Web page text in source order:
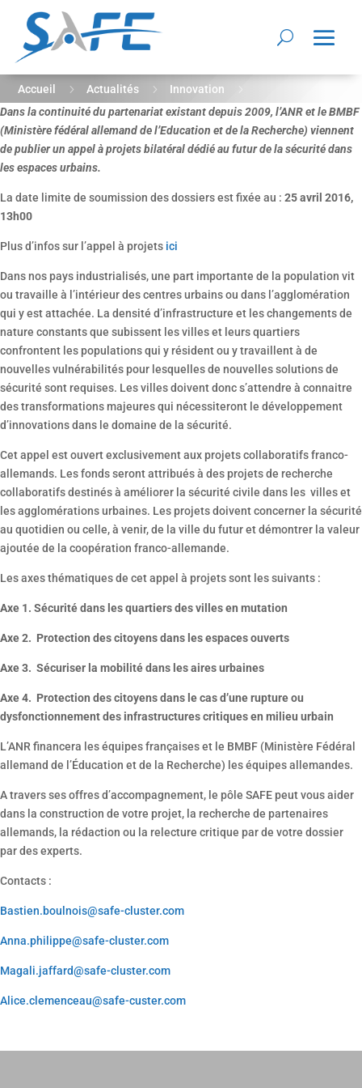
Accueil 5 Actualités 5 Innovation
Appel à projets franco-allemand Sécurité des espaces
Dans la continuité du partenariat existant depuis 2009, l’ANR et le BMBF
(Ministère fédéral allemand de l’Education et de la Recherche) viennent
de publier un appel à projets bilatéral dédié au futur de la sécurité dans
les espaces urbains.
La date limite de soumission des dossiers est fixée au : 25 avril 2016,
13h00
Plus d’infos sur l’appel à projets ici
Dans nos pays industrialisés, une part importante de la population vit
ou travaille à l’intérieur des centres urbains ou dans l’agglomération
qui y est attachée. La densité d’infrastructure et les changements de
nature constants que subissent les villes et leurs quartiers
confrontent les populations qui y résident ou y travaillent à de
nouvelles vulnérabilités pour lesquelles de nouvelles solutions de
sécurité sont requises. Les villes doivent donc s’attendre à connaitre
des transformations majeures qui nécessiteront le développement
d’innovations dans le domaine de la sécurité.
Cet appel est ouvert exclusivement aux projets collaboratifs franco-
allemands. Les fonds seront attribués à des projets de recherche
collaboratifs destinés à améliorer la sécurité civile dans les villes et
les agglomérations urbaines. Les projets doivent concerner la sécurité
au quotidien ou celle, à venir, de la ville du futur et démontrer la valeur
ajoutée de la coopération franco-allemande.
Les axes thématiques de cet appel à projets sont les suivants :
Axe 1. Sécurité dans les quartiers des villes en mutation
Axe 2. Protection des citoyens dans les espaces ouverts
Axe 3. Sécuriser la mobilité dans les aires urbaines
Axe 4. Protection des citoyens dans le cas d’une rupture ou
dysfonctionnement des infrastructures critiques en milieu urbain
L’ANR financera les équipes françaises et le BMBF (Ministère Fédéral
allemand de l’Éducation et de la Recherche) les équipes allemandes.
A travers ses offres d’accompagnement, le pôle SAFE peut vous aider
dans la construction de votre projet, la recherche de partenaires
allemands, la rédaction ou la relecture critique par de votre dossier
par des experts.
Contacts :
Bastien.boulnois@safe-cluster.com
Anna.philippe@safe-cluster.com
Magali.jaffard@safe-cluster.com
Alice.clemenceau@safe-custer.com